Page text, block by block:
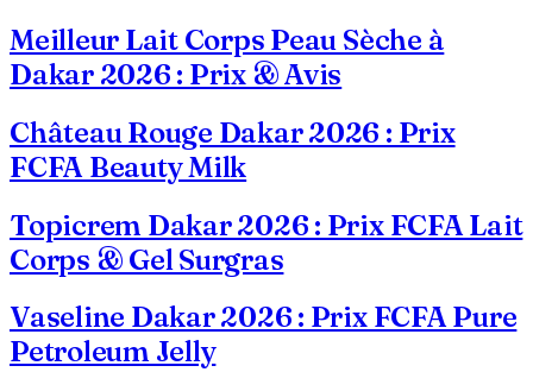
Meilleur Lait Corps Peau Sèche à
Dakar 2026 : Prix & Avis
Château Rouge Dakar 2026 : Prix
FCFA Beauty Milk
Topicrem Dakar 2026 : Prix FCFA Lait
Corps & Gel Surgras
Vaseline Dakar 2026 : Prix FCFA Pure
Petroleum Jelly